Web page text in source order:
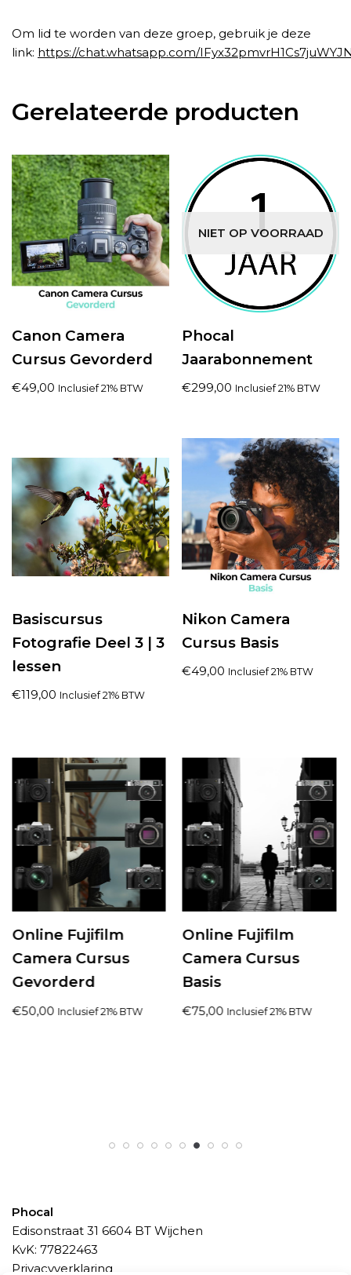
Om lid te worden van deze groep, gebruik je deze
link: https://chat.whatsapp.com/
Gerelateerde producten
Canon Camera
Cursus Gevorderd
€49,00 Inclusief 21% BTW
NIET OP VOORRAAD
Phocal
Jaarabonnement
€299,00 Inclusief 21% BTW
Basiscursus
Fotografie Deel 3 | 3
lessen
€119,00 Inclusief 21% BTW
Nikon Camera
Cursus Basis
€49,00 Inclusief 21% BTW
Online Fujifilm
Camera Cursus
Gevorderd
€50,00 Inclusief 21% BTW
Online Fujifilm
Camera Cursus
Basis
€75,00 Inclusief 21% BTW
Phocal
Edisonstraat 31 6604 BT Wijchen
KvK: 77822463
Privacyverklaring